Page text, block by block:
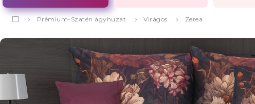
Prémium-Szatén ágyhuzat Virágos Zerea